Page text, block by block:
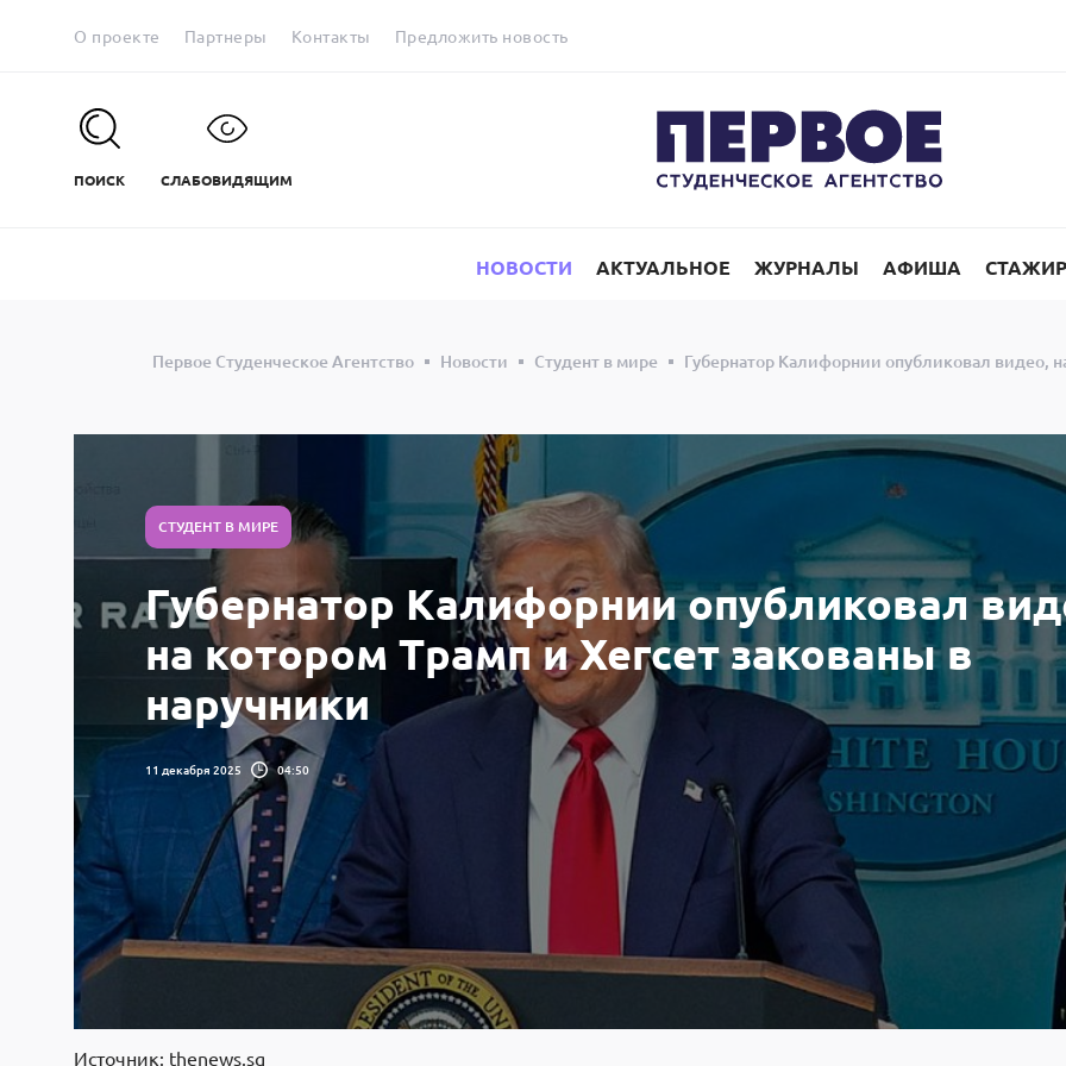
О проекте Партнеры Контакты Предложить новость
ПОИСК СЛАБОВИДЯЩИМ
НОВОСТИ АКТУАЛЬНОЕ ЖУРНАЛЫ АФИША
Первое Студенческое Агентство Новости Студент в мире Губернатор Калифорнии опубликовал видео,
СТУДЕНТ В МИРЕ
Губернатор Калифорнии опубликовал
на котором Трамп и Хегсет закованы в
наручники
11 декабря 2025 04:50
Источник: thenews.sg